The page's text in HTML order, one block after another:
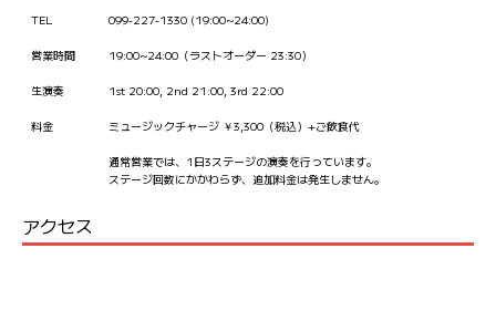
TEL 099-227-1330 (19:00~24:00)
営業時間 19:00~24:00（ラストオーダー 23:30）
生演奏 1st 20:00, 2nd 21:00, 3rd 22:00
料金 ミュージックチャージ ￥3,300（税込）+ご飲食代
通常営業では、1日3ステージの演奏を行っています。
ステージ回数にかかわらず、追加料金は発生しません。
アクセス